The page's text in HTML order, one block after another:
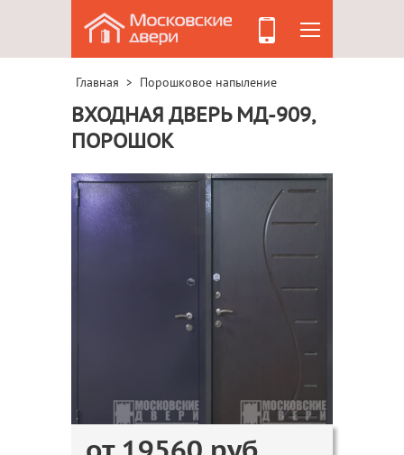
Главная > Порошковое напыление
ВХОДНАЯ ДВЕРЬ МД-909,
ПОРОШОК